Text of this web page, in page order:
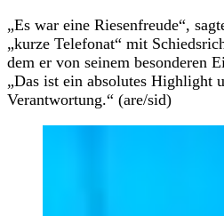
„Es war eine Riesenfreude“,
„kurze Telefonat“ mit
dem er von seinem besonderen
„Das ist ein absolutes Highlight
Verantwortung.“ (are/sid)